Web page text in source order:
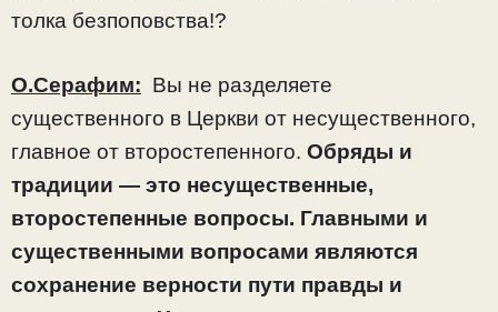
толка безпоповства!?
О.Серафим: Вы не разделяете
существенного в Церкви от несущественного,
главное от второстепенного. Обряды и
традиции — это несущественные,
второстепенные вопросы. Главными и
существенными вопросами являются
сохранение верности пути правды и